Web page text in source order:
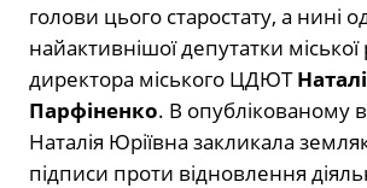
голови цього старостату, а нині
найактивнішої депутатки міської
директора міського ЦДЮТ
Парфіненко. В опублікованому
Наталія Юріївна закликала
підписи проти відновлення